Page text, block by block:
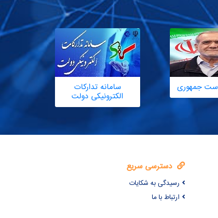
جمهوری سامانه تدارکات
الکترونیکی دولت
دسترسی سریع
رسیدگی به شکایات
ارتباط با ما